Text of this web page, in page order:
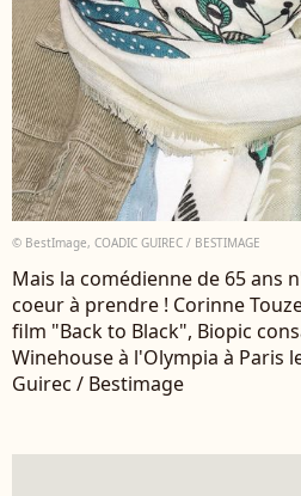
© BestImage, COADIC GUIREC / BESTIMAGE
Mais la comédienne de 65 ans
coeur à prendre ! Corinne
film "Back to Black", Biopic
Winehouse à l'Olympia à Paris
Guirec / Bestimage